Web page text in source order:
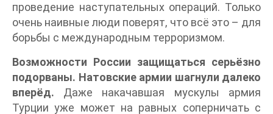
проведение наступательных операций. Только
очень наивные люди поверят, что всё это – для
борьбы с международным терроризмом.
Возможности России защищаться серьёзно
подорваны. Натовские армии шагнули далеко
вперёд. Даже накачавшая мускулы армия
Турции уже может на равных соперничать с